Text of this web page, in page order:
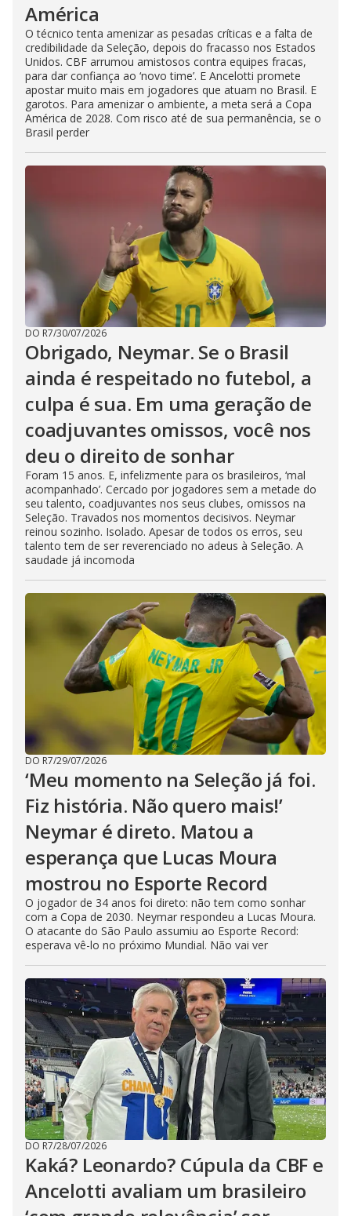
América
O técnico tenta amenizar as pesadas críticas e a falta de
credibilidade da Seleção, depois do fracasso nos Estados
Unidos. CBF arrumou amistosos contra equipes fracas,
para dar confiança ao ‘novo time’. E Ancelotti promete
apostar muito mais em jogadores que atuam no Brasil. E
garotos. Para amenizar o ambiente, a meta será a Copa
América de 2028. Com risco até de sua permanência, se o
Brasil perder
DO R7/30/07/2026
Obrigado, Neymar. Se o Brasil
ainda é respeitado no futebol, a
culpa é sua. Em uma geração de
coadjuvantes omissos, você nos
deu o direito de sonhar
Foram 15 anos. E, infelizmente para os brasileiros, ‘mal
acompanhado’. Cercado por jogadores sem a metade do
seu talento, coadjuvantes nos seus clubes, omissos na
Seleção. Travados nos momentos decisivos. Neymar
reinou sozinho. Isolado. Apesar de todos os erros, seu
talento tem de ser reverenciado no adeus à Seleção. A
saudade já incomoda
DO R7/29/07/2026
‘Meu momento na Seleção já foi.
Fiz história. Não quero mais!’
Neymar é direto. Matou a
esperança que Lucas Moura
mostrou no Esporte Record
O jogador de 34 anos foi direto: não tem como sonhar
com a Copa de 2030. Neymar respondeu a Lucas Moura.
O atacante do São Paulo assumiu ao Esporte Record:
esperava vê-lo no próximo Mundial. Não vai ver
DO R7/28/07/2026
Kaká? Leonardo? Cúpula da CBF e
Ancelotti avaliam um brasileiro